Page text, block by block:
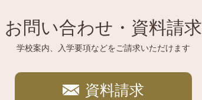
お問い合わせ・資料請求
学校案内、入学要項などをご請求いただけます
資料請求